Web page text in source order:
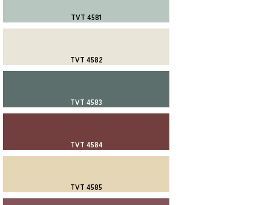
TVT 4581
TVT 4582
TVT 4583
TVT 4584
TVT 4585